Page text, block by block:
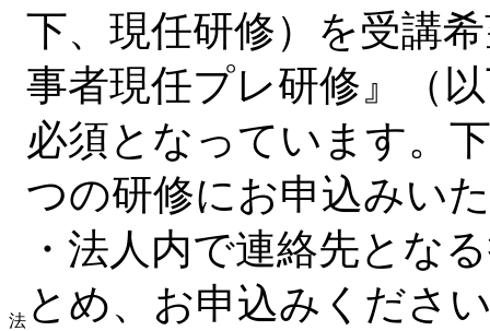
法
下、現任研修）を受講
事者現任プレ研修』（
必須となっています。
つの研修にお申込みい
・法人内で連絡先とな
とめ、お申込みくださ